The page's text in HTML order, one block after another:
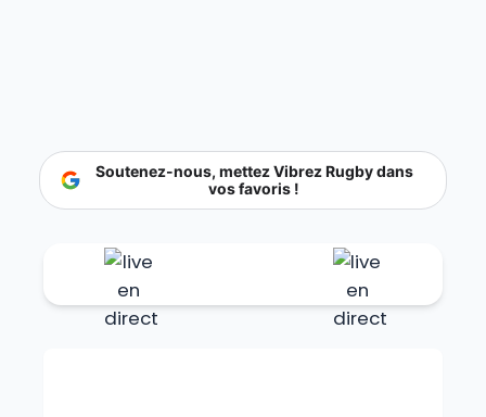
Soutenez-nous, mettez Vibrez Rugby dans
vos favoris !